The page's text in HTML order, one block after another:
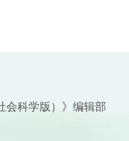
会科学版）》编辑部